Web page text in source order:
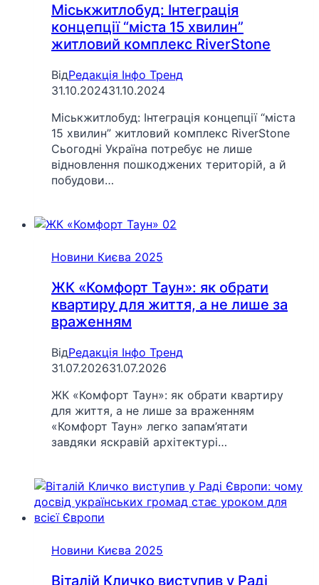
Міськжитлобуд: Інтеграція
концепції “міста 15 хвилин”
житловий комплекс RiverStone
ВідРедакція Інфо Тренд
31.10.202431.10.2024
Міськжитлобуд: Інтеграція концепції “міста
15 хвилин” житловий комплекс RiverStone
Сьогодні Україна потребує не лише
відновлення пошкоджених територій, а й
побудови…
Новини Києва 2025
ЖК «Комфорт Таун»: як обрати
квартиру для життя, а не лише за
враженням
ВідРедакція Інфо Тренд
31.07.202631.07.2026
ЖК «Комфорт Таун»: як обрати квартиру
для життя, а не лише за враженням
«Комфорт Таун» легко запам’ятати
завдяки яскравій архітектурі…
Новини Києва 2025
Віталій Кличко виступив у Раді